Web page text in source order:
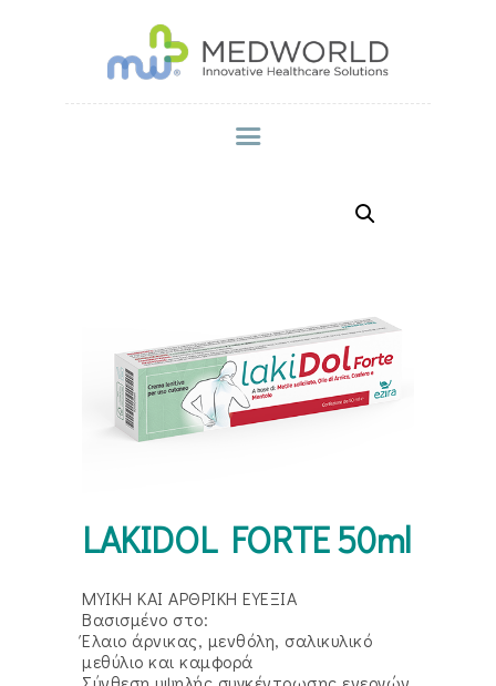
MEDWORLD
ΣΗΜΕΊΑ ΠΏΛΗΣΗΣ
ΣΥΜΒΟΥΛΕΣ ΕΥΕΞΙΑΣ
ΕΚΔΗΛΩΣΕΙΣ
ΕΠΙΚΟΙΝΩΝΙΑ
LAKIDOL FORTE 50ml
ΜΥΙΚΗ ΚΑΙ ΑΡΘΡΙΚΗ ΕΥΕΞΙΑ
Βασισμένο στο:
Έλαιο άρνικας, μενθόλη, σαλικυλικό
μεθύλιο και καμφορά